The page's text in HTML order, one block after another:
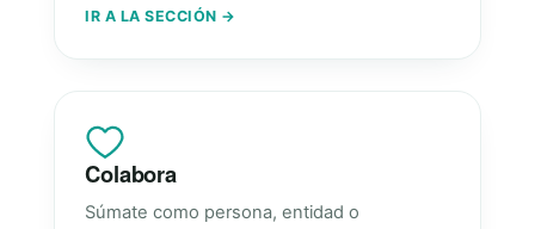
IR A LA SECCIÓN →
Colabora
Súmate como persona, entidad o